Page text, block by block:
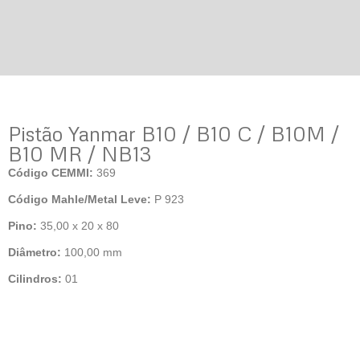
Pistão Yanmar B10 / B10 C / B10M /
B10 MR / NB13
Código CEMMI: 369
Código Mahle/Metal Leve: P 923
Pino: 35,00 x 20 x 80
Diâmetro: 100,00 mm
Cilindros: 01